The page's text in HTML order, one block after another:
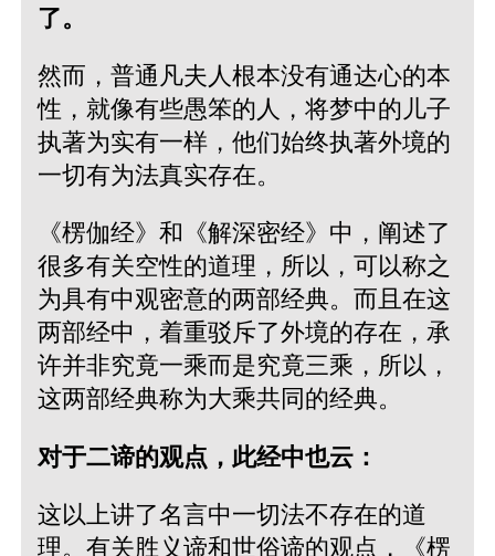
了。
然而，普通凡夫人根本没有通达心的本
性，就像有些愚笨的人，将梦中的儿子
执著为实有一样，他们始终执著外境的
一切有为法真实存在。
《楞伽经》和《解深密经》中，阐述了
很多有关空性的道理，所以，可以称之
为具有中观密意的两部经典。而且在这
两部经中，着重驳斥了外境的存在，承
许并非究竟一乘而是究竟三乘，所以，
这两部经典称为大乘共同的经典。
对于二谛的观点，此经中也云：
这以上讲了名言中一切法不存在的道
理。有关胜义谛和世俗谛的观点，《楞